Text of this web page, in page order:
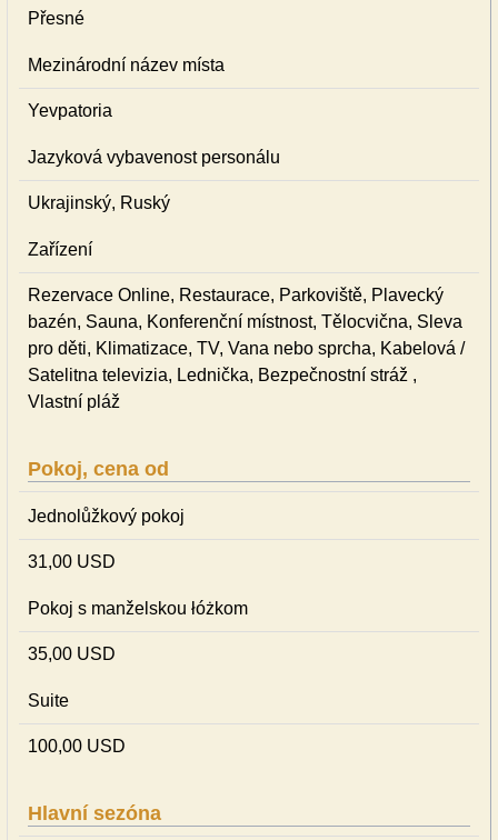
Přesné
Mezinárodní název místa
Yevpatoria
Jazyková vybavenost personálu
Ukrajinský, Ruský
Zařízení
Rezervace Online, Restaurace, Parkoviště, Plavecký
bazén, Sauna, Konferenční místnost, Tělocvična, Sleva
pro děti, Klimatizace, TV, Vana nebo sprcha, Kabelová /
Satelitna televizia, Lednička, Bezpečnostní stráž ,
Vlastní pláž
Pokoj, cena od
Jednolůžkový pokoj
31,00 USD
Pokoj s manželskou łóżkom
35,00 USD
Suite
100,00 USD
Hlavní sezóna